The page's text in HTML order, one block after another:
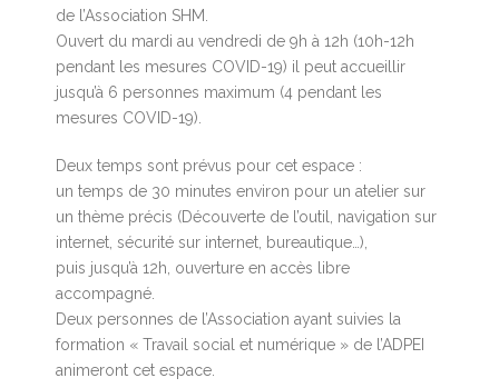
de l’Association SHM.
Ouvert du mardi au vendredi de 9h à 12h (10h-12h
pendant les mesures COVID-19) il peut accueillir
jusqu’à 6 personnes maximum (4 pendant les
mesures COVID-19).
Deux temps sont prévus pour cet espace :
un temps de 30 minutes environ pour un atelier sur
un thème précis (Découverte de l’outil, navigation sur
internet, sécurité sur internet, bureautique…),
puis jusqu’à 12h, ouverture en accès libre
accompagné.
Deux personnes de l’Association ayant suivies la
formation « Travail social et numérique » de l’ADPEI
animeront cet espace.